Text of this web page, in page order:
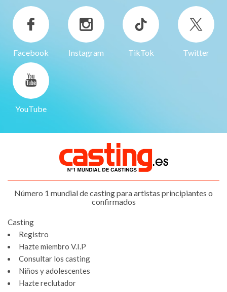
Facebook Instagram TikTok Twitter
YouTube
Número 1 mundial de casting para artistas principiantes o
confirmados
Casting
Registro
Hazte miembro V.I.P
Consultar los casting
Niños y adolescentes
Hazte reclutador